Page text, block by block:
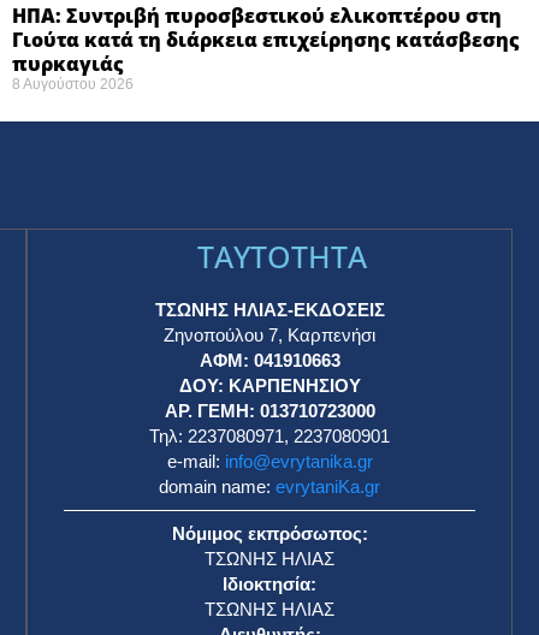
ΗΠΑ: Συντριβή πυροσβεστικού ελικοπτέρου στη
Γιούτα κατά τη διάρκεια επιχείρησης κατάσβεσης
πυρκαγιάς ​
8 Αυγούστου 2026
TAYTOTHTA
ΤΣΩΝΗΣ ΗΛΙΑΣ-ΕΚΔΟΣΕΙΣ
Ζηνοπούλου 7, Καρπενήσι
ΑΦΜ: 041910663
ΔΟΥ: ΚΑΡΠΕΝΗΣΙΟΥ
ΑΡ. ΓΕΜΗ: 013710723000
Τηλ: 2237080971, 2237080901
e-mail: info@evrytanika.gr
domain name: evrytaniKa.gr
Νόμιμος εκπρόσωπος:
ΤΣΩΝΗΣ ΗΛΙΑΣ
Ιδιοκτησία:
ΤΣΩΝΗΣ ΗΛΙΑΣ